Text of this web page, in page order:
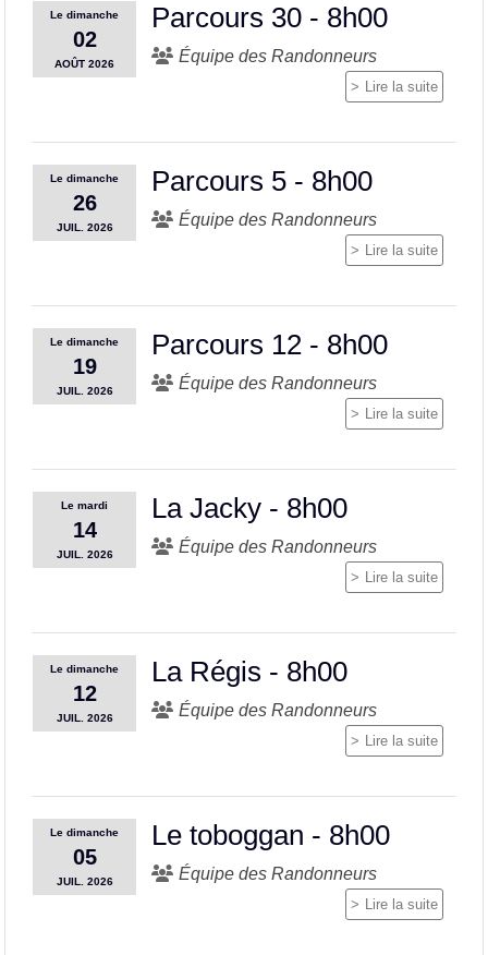
Ledimanche
02
AOÛT 2026
Parcours 30 - 8h00
Équipe des Randonneurs
Lire la suite
Ledimanche
26
JUIL. 2026
Parcours 5 - 8h00
Équipe des Randonneurs
Lire la suite
Ledimanche
19
JUIL. 2026
Parcours 12 - 8h00
Équipe des Randonneurs
Lire la suite
Lemardi
14
JUIL. 2026
La Jacky - 8h00
Équipe des Randonneurs
Lire la suite
Ledimanche
12
JUIL. 2026
La Régis - 8h00
Équipe des Randonneurs
Lire la suite
Ledimanche
05
JUIL. 2026
Le toboggan - 8h00
Équipe des Randonneurs
Lire la suite